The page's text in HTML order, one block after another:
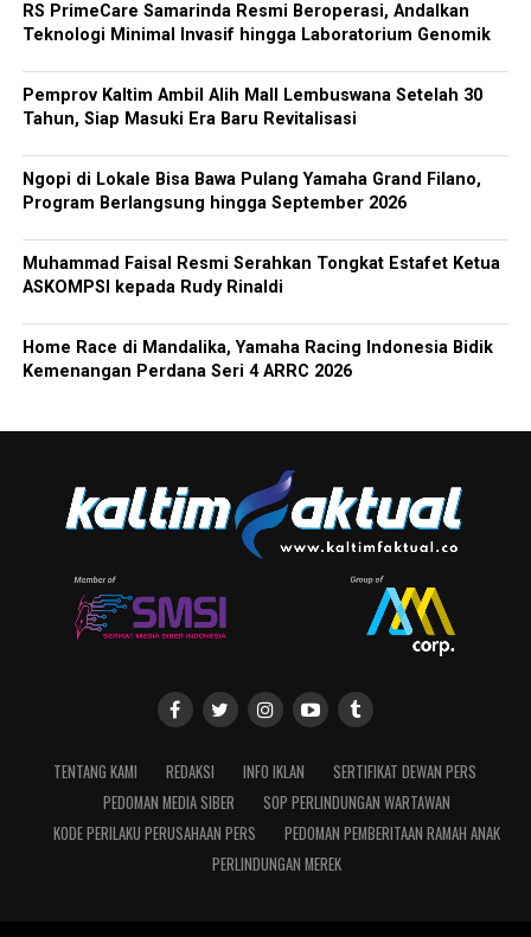
RS PrimeCare Samarinda Resmi Beroperasi, Andalkan
Teknologi Minimal Invasif hingga Laboratorium Genomik
Pemprov Kaltim Ambil Alih Mall Lembuswana Setelah 30
Tahun, Siap Masuki Era Baru Revitalisasi
Ngopi di Lokale Bisa Bawa Pulang Yamaha Grand Filano,
Program Berlangsung hingga September 2026
Muhammad Faisal Resmi Serahkan Tongkat Estafet Ketua
ASKOMPSI kepada Rudy Rinaldi
Home Race di Mandalika, Yamaha Racing Indonesia Bidik
Kemenangan Perdana Seri 4 ARRC 2026
TENTANG KAMI REDAKSI INFO IKLAN
SERTIFIKAT DEWAN PERS
PEDOMAN MEDIA SIBER
SOP PERLINDUNGAN WARTAWAN
KODE PERILAKU PERUSAHAAN PERS
PEDOMAN PEMBERITAAN RAMAH ANAK
PERLINDUNGAN MEREK